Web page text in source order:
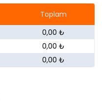
Toplam
0,00 ₺
0,00 ₺
0,00 ₺